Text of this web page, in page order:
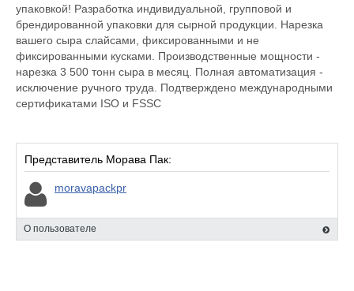
упаковкой! Разработка индивидуальной, групповой и
брендированной упаковки для сырной продукции. Нарезка
вашего сыра слайсами, фиксированными и не
фиксированными кусками. Производственные мощности -
нарезка 3 500 тонн сыра в месяц. Полная автоматизация -
исключение ручного труда. Подтверждено международными
сертификатами ISO и FSSC
Представитель Морава Пак:
moravapackpr
О пользователе